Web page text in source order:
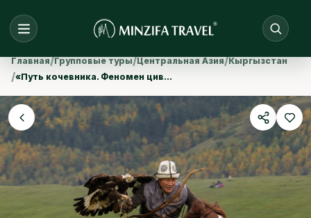
Главная/Групповые туры/Центральная Азия/Кыргызстан
/ «Путь кочевника. Феномен цивилизации»